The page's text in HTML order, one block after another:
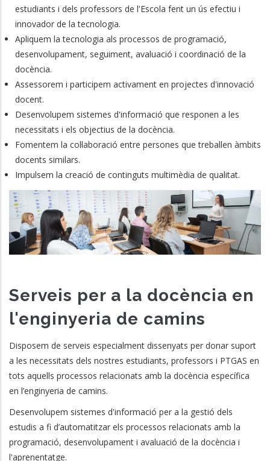
estudiants i dels professors de l'Escola fent un ús efectiu i
innovador de la tecnologia.
Apliquem la tecnologia als processos de programació,
desenvolupament, seguiment, avaluació i coordinació de la
docència.
Assessorem i participem activament en projectes d'innovació
docent.
Desenvolupem sistemes d'informació que responen a les
necessitats i els objectius de la docència.
Fomentem la col·laboració entre persones que treballen àmbits
docents similars.
Impulsem la creació de continguts multimèdia de qualitat.
Serveis per a la docència en
l'enginyeria de camins
Disposem de serveis especialment dissenyats per donar suport
a les necessitats dels nostres estudiants, professors i PTGAS en
tots aquells processos relacionats amb la docència específica
en l’enginyeria de camins.
Desenvolupem sistemes d'informació per a la gestió dels
estudis a fi d’automatitzar els processos relacionats amb la
programació, desenvolupament i avaluació de la docència i
l'aprenentatge.